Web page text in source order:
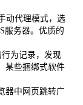
动代理模式，选
服务器。优质的
为记录，发现
某些捆绑式软件
器中网页跳转广